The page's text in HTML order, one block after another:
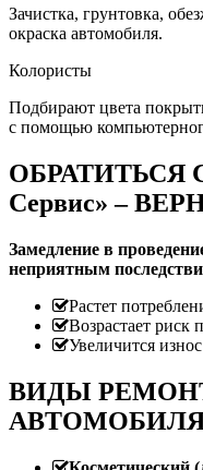
Зачистка, грунтовка,
окраска автомобиля.
Колористы
Подбирают цвета
с помощью
ОБРАТИТЬСЯ
Сервис» –
Замедление в
неприятным
Растет
Возрастает
Увеличится
ВИДЫ